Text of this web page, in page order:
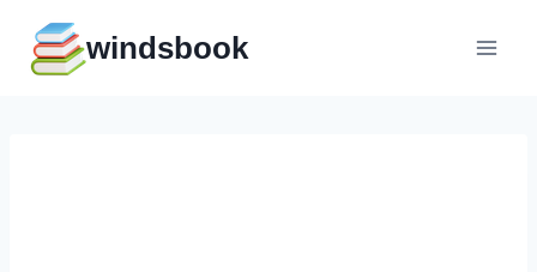
содержимому
windsbook